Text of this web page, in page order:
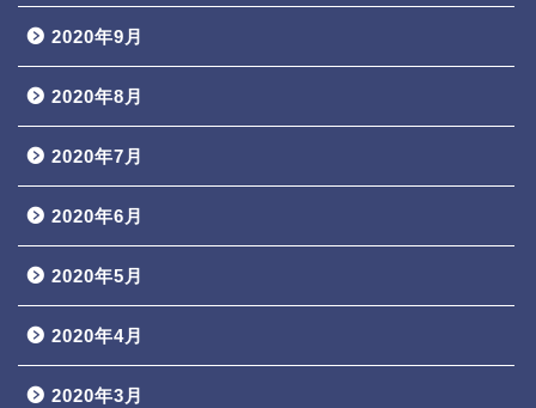
2020年9月
2020年8月
2020年7月
2020年6月
2020年5月
2020年4月
2020年3月